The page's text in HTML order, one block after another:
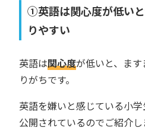
①英語は関心度が低い
りやすい
英語は関心度が低いと、ま
りがちです。
英語を嫌いと感じている小
公開されているのでご紹介し